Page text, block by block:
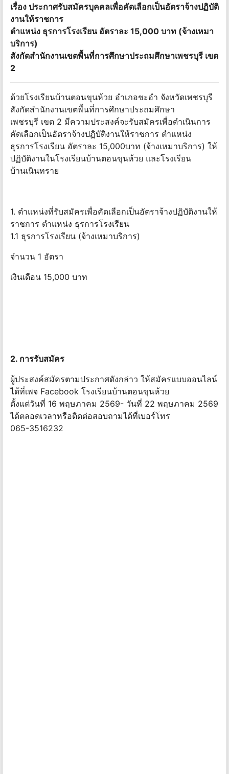
เรื่อง ประกาศรับสมัครบุคคลเพื่อคัดเลือกเป็นอัตราจ้างปฏิบัติ
งานให้ราชการ
ตำแหน่ง ธุรการโรงเรียน อัตราละ 15,000 บาท (จ้างเหมา
บริการ)
สังกัดสำนักงานเขตพื้นที่การศึกษาประถมศึกษาเพชรบุรี เขต
2
ด้วยโรงเรียนบ้านตอนขุนห้วย อำเภอชะอำ จังหวัดเพชรบุรี
สังกัดสำนักงานเขตพื้นที่การศึกษาประถมศึกษา
เพชรบุรี เขต 2 มีความประสงค์จะรับสมัครเพื่อดำเนินการ
คัดเลือกเป็นอัตราจ้างปฏิบัติงานให้ราชการ ตำแหน่ง
ธุรการโรงเรียน อัตราละ 15,000บาท (จ้างเหมาบริการ) ให้
ปฏิบัติงานในโรงเรียนบ้านตอนขุนห้วย และโรงเรียน
บ้านเนินทราย
1. ตำแหน่งที่รับสมัครเพื่อคัดเลือกเป็นอัตราจ้างปฏิบัติงานให้
ราชการ ตำแหน่ง ธุรการโรงเรียน
1.1 ธุรการโรงเรียน (จ้างเหมาบริการ)
จำนวน 1 อัตรา
เงินเดือน 15,000 บาท
2. การรับสมัคร
ผู้ประสงค์สมัครตามประกาศดังกล่าว ให้สมัครแบบออนไลน์
ได้ที่เพจ Facebook โรงเรียนบ้านตอนขุนห้วย
ตั้งแต่วันที่ 16 พฤษภาคม 2569- วันที่ 22 พฤษภาคม 2569
ได้ตลอดเวลาหรือติดต่อสอบถามได้ที่เบอร์โทร
065-3516232